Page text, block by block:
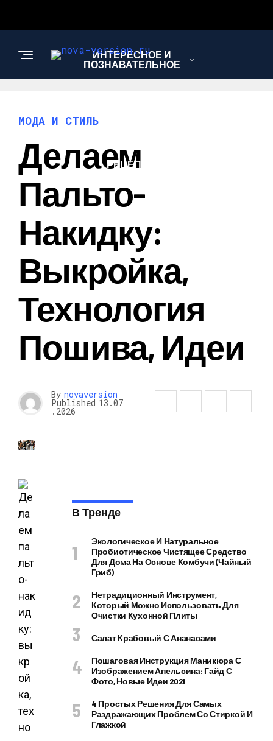
ИНТЕРЕСНОЕ И
ПОЗНАВАТЕЛЬНОЕ
МОДА И СТИЛЬ
РЕЦЕПТЫ
МОДА И СТИЛЬ
Делаем
Пальто-
Накидку:
Выкройка,
Технология
Пошива, Идеи
By novaversion
Published 13.07
.2026
В Тренде
Экологическое И Натуральное
Пробиотическое Чистящее Средство
Для Дома На Основе Комбучи (чайный
Гриб)
Нетрадиционный Инструмент,
Который Можно Использовать Для
Очистки Кухонной Плиты
Салат Крабовый С Ананасами
Пошаговая Инструкция Маникюра С
Изображением Апельсина: Гайд С
Фото, Новые Идеи 2021
4 Простых Решения Для Самых
Раздражающих Проблем Со Стиркой И
Глажкой